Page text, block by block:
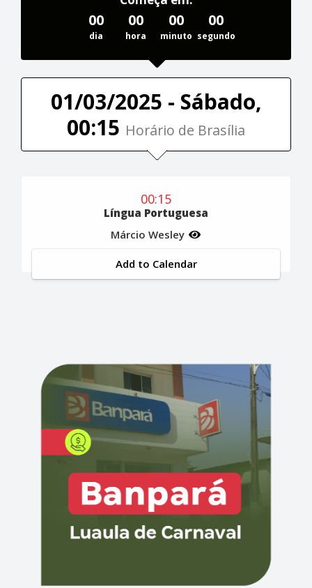
00
dia
00
hora
00
minuto
00
segundo
01/03/2025 - Sábado,
00:15 Horário de Brasília
00:15
Língua Portuguesa
Márcio Wesley
Add to Calendar